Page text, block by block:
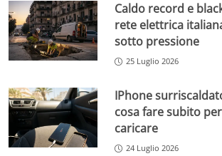
Caldo record e
rete elettrica
sotto pressione
25 Luglio 2026
IPhone
cosa fare subito
caricare
24 Luglio 2026